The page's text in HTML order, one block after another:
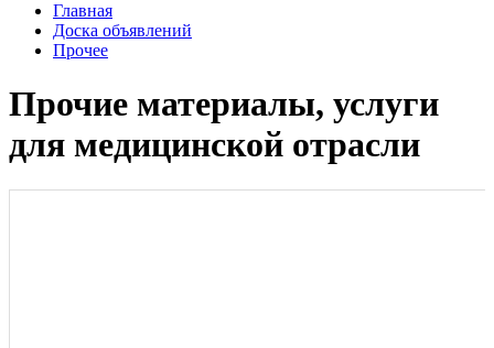
Главная
Доска объявлений
Прочее
Прочие материалы, услуги
для медицинской отрасли